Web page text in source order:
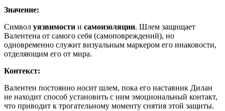
Значение:
Символ уязвимости и самоизоляции. Шлем защищает
Валентена от самого себя (самоповреждений), но
одновременно служит визуальным маркером его инаковости,
отделяющим его от мира.
Контекст:
Валентен постоянно носит шлем, пока его наставник Дилан
не находит способ установить с ним эмоциональный контакт,
что приводит к трогательному моменту снятия этой защиты.